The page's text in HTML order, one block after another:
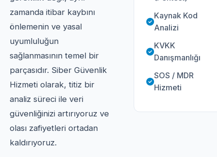
zamanda itibar kaybını
önlemenin ve yasal
uyumluluğun
sağlanmasının temel bir
parçasıdır. Siber Güvenlik
Hizmeti olarak, titiz bir
analiz süreci ile veri
güvenliğinizi artırıyoruz ve
olası zafiyetleri ortadan
kaldırıyoruz.
Kaynak Kod
Analizi
KVKK
Danışmanlığı
SOS / MDR
Hizmeti